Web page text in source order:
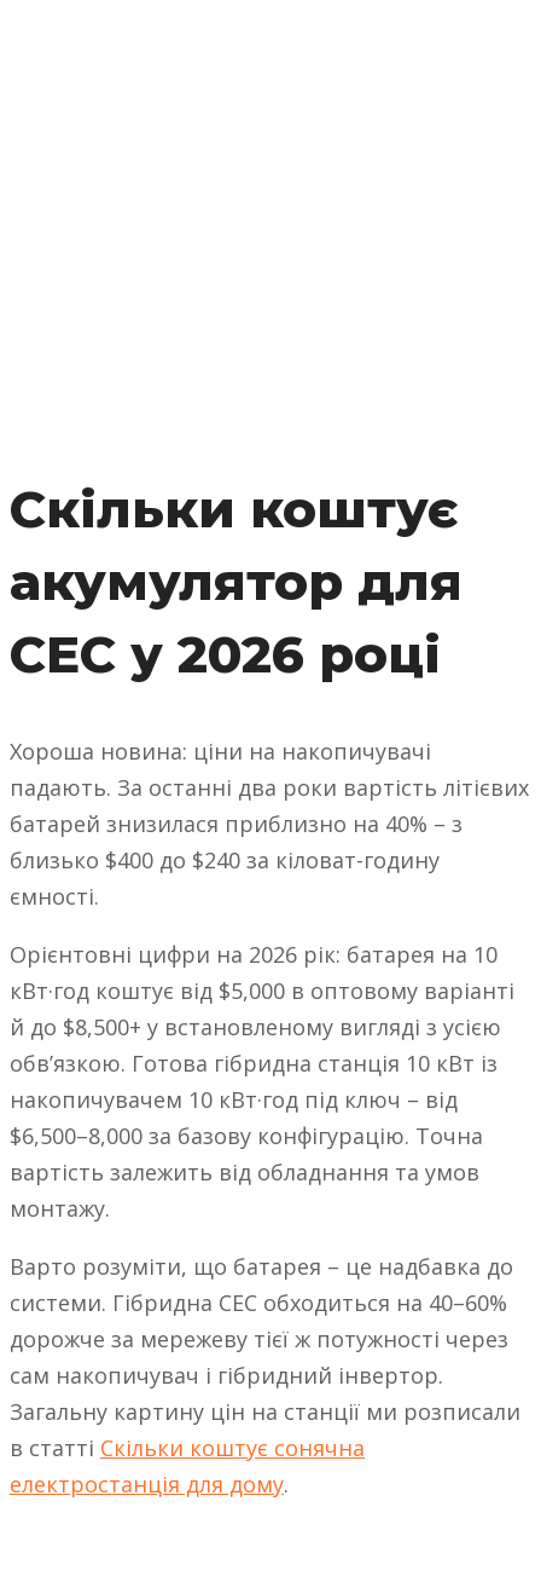
Скільки коштує
акумулятор для
СЕС у 2026 році
Хороша новина: ціни на накопичувачі
падають. За останні два роки вартість літієвих
батарей знизилася приблизно на 40% – з
близько $400 до $240 за кіловат-годину
ємності.
Орієнтовні цифри на 2026 рік: батарея на 10
кВт·год коштує від $5,000 в оптовому варіанті
й до $8,500+ у встановленому вигляді з усією
обвʼязкою. Готова гібридна станція 10 кВт із
накопичувачем 10 кВт·год під ключ – від
$6,500–8,000 за базову конфігурацію. Точна
вартість залежить від обладнання та умов
монтажу.
Варто розуміти, що батарея – це надбавка до
системи. Гібридна СЕС обходиться на 40–60%
дорожче за мережеву тієї ж потужності через
сам накопичувач і гібридний інвертор.
Загальну картину цін на станції ми розписали
в статті Скільки коштує сонячна
електростанція для дому.